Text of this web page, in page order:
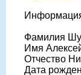
Фамилия
Имя
Отчество
Дата